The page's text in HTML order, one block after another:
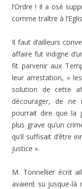
l’Ordre ! Il a osé
comme traître à
Il faut d’ailleurs
affaire fut indigne
fit parvenir aux
leur arrestation, «
solution de cette
décourager, de ne
pourrait dire que la
plus grave qu’un
qu’il suffisait d’être
justice ».
M. Tonnellier écrit
avaient su jusque-là